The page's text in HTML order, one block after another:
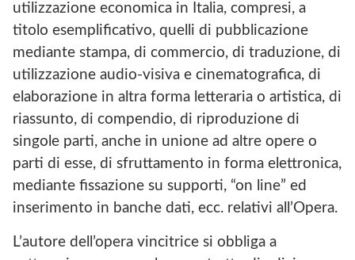
utilizzazione economica in Italia, compresi, a
titolo esemplificativo, quelli di pubblicazione
mediante stampa, di commercio, di traduzione, di
utilizzazione audio-visiva e cinematografica, di
elaborazione in altra forma letteraria o artistica, di
riassunto, di compendio, di riproduzione di
singole parti, anche in unione ad altre opere o
parti di esse, di sfruttamento in forma elettronica,
mediante fissazione su supporti, “on line” ed
inserimento in banche dati, ecc. relativi all’Opera.
L’autore dell’opera vincitrice si obbliga a